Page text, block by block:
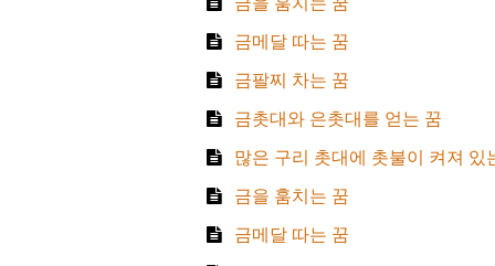
금메달 따는 꿈
금팔찌 차는 꿈
금촛대와 은촛대를 얻는 꿈
많은 구리 촛대에 촛불이 켜져 있
금을 훔치는 꿈
금메달 따는 꿈